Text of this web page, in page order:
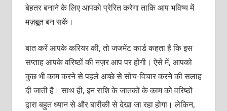
बेहतर बनाने के लिए आपको प्रेरित करेगा ताकि आप भविष्य में
मज़बूत बन सकें।
बात करें आपके करियर की, तो जजमेंट कार्ड कहता है कि इस
सप्ताह आपके वरिष्ठों की नज़र आप पर होगी। ऐसे में, आपको
कुछ भी काम करने से पहले अच्छे से सोच-विचार करने की सलाह
दी जाती है। साथ ही, इन राशि के जातकों के काम को वरिष्ठों
द्वारा बहुत ध्यान से और बारीकी से देखा जा रहा होगा। लेकिन,